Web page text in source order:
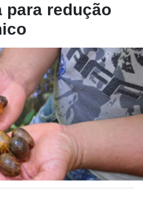
para redução